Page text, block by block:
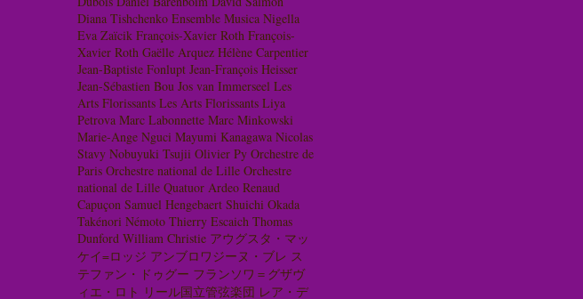
Diana Tishchenko Ensemble Musica Nigella
Eva Zaïcik François-Xavier Roth François-
Xavier Roth Gaëlle Arquez Hélène Carpentier
Jean-Baptiste Fonlupt Jean-François Heisser
Jean-Sébastien Bou Jos van Immerseel Les
Arts Florissants Les Arts Florissants Liya
Petrova Marc Labonnette Marc Minkowski
Marie-Ange Nguci Mayumi Kanagawa Nicolas
Stavy Nobuyuki Tsujii Olivier Py Orchestre de
Paris Orchestre national de Lille Orchestre
national de Lille Quatuor Ardeo Renaud
Capuçon Samuel Hengebaert Shuichi Okada
Takénori Némoto Thierry Escaich Thomas
Dunford William Christie アウグスタ・マッ
ケイ=ロッジ アンブロワジーヌ・ブレ ス
テファン・ドゥグー フランソワ＝グザヴ
ィエ・ロト リール国立管弦楽団 レア・デ